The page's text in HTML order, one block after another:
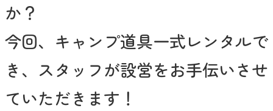
か？
今回、キャンプ道具一式レンタルで
き、スタッフが設営をお手伝いさせ
ていただきます！